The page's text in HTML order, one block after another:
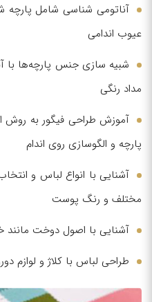
آناتومی شناسی شامل پارچه
عیوب اندامی
شبیه سازی جنس پارچه‌ها با
مداد رنگی
آموزش طراحی فیگور به روش
پارچه و الگوسازی روی اندام
آشنایی با انواع لباس و
مختلف و رنگ پوست
آشنایی با اصول دوخت مانند
طراحی لباس با کلاژ و لوازم